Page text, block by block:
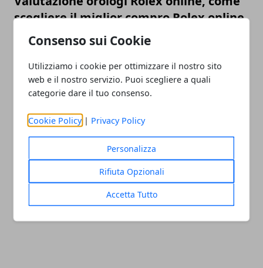
Consenso sui Cookie
Utilizziamo i cookie per ottimizzare il nostro sito
web e il nostro servizio. Puoi scegliere a quali
categorie dare il tuo consenso.
Cookie Policy | Privacy Policy
Personalizza
Rifiuta Opzionali
Accetta Tutto
scegliere il miglior compro Rolex online
23/05/2023
Come cambia la SEO nel 2023 e perché è
essenziale per la visibilità